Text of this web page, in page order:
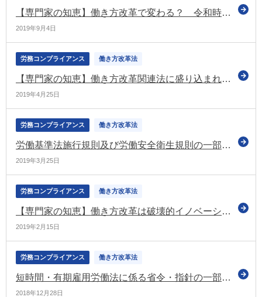
【専門家の知恵】働き方改革で変わる？ 令和時代の転勤制度について考える
2019年9月4日
労務コンプライアンス 働き方改革法
【専門家の知恵】働き方改革関連法に盛り込まれた、事業者が講じるべき健康情報保護措置とは
2019年4月25日
労務コンプライアンス 働き方改革法
労働基準法施行規則及び労働安全衛生規則の一部改正
2019年3月25日
労務コンプライアンス 働き方改革法
【専門家の知恵】働き方改革は破壊的イノベーションによって実現を
2019年2月15日
労務コンプライアンス 働き方改革法
短時間・有期雇用労働法に係る省令・指針の一部改正
2018年12月28日